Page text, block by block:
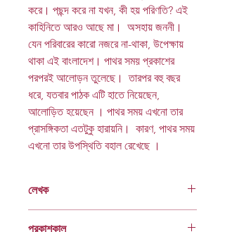
করে। পছন্দ করে না যখন, কী হয় পরিণতি? এই
কাহিনিতে আরও আছে মা। অসহায় জননী।
যেন পরিবারের কারো নজরে না-থাকা, উপেক্ষায়
থাকা এই বাংলাদেশ। পাথর সময় প্রকাশের
পরপরই আলোড়ন তুলেছে। তারপর বহু বছর
ধরে, যতবার পাঠক এটি হাতে নিয়েছেন,
আলোড়িত হয়েছেন । পাথর সময় এখনো তার
প্রাসঙ্গিকতা এতটুকু হারায়নি। কারণ, পাথর সময়
এখনো তার উপস্থিতি বহাল রেখেছে ।
লেখক
প্রকাশকাল